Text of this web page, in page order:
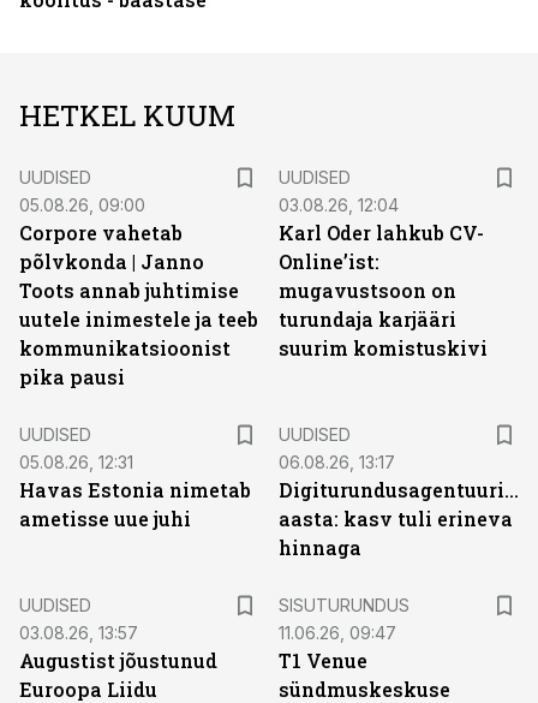
HETKEL KUUM
UUDISED
05.08.26, 09:00
Corpore vahetab
põlvkonda | Janno
Toots annab juhtimise
uutele inimestele ja teeb
kommunikatsioonist
pika pausi
UUDISED
03.08.26, 12:04
Karl Oder lahkub CV-
Online’ist:
mugavustsoon on
turundaja karjääri
suurim komistuskivi
UUDISED
05.08.26, 12:31
Havas Estonia nimetab
ametisse uue juhi
UUDISED
06.08.26, 13:17
Digiturundusagentuuride
aasta: kasv tuli erineva
hinnaga
UUDISED
03.08.26, 13:57
Augustist jõustunud
Euroopa Liidu
SISUTURUNDUS
11.06.26, 09:47
T1 Venue
sündmuskeskuse